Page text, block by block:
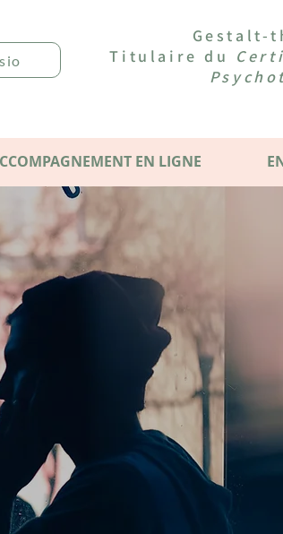
Gestalt-
Titulaire du
EN LIGNE